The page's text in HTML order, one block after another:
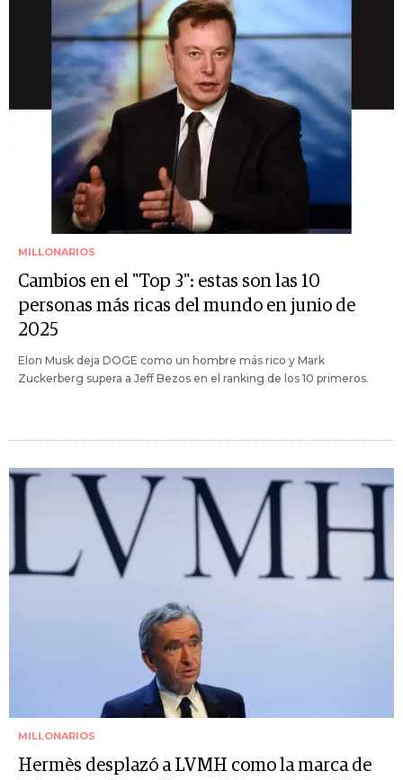
MILLONARIOS
Cambios en el "Top 3": estas son las 10
personas más ricas del mundo en junio de
2025
Elon Musk deja DOGE como un hombre más rico y Mark
Zuckerberg supera a Jeff Bezos en el ranking de los 10 primeros.
MILLONARIOS
Hermès desplazó a LVMH como la marca de